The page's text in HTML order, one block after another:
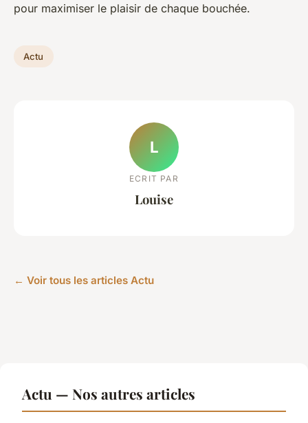
pour maximiser le plaisir de chaque bouchée.
Actu
L
ECRIT PAR
Louise
← Voir tous les articles Actu
Actu — Nos autres articles